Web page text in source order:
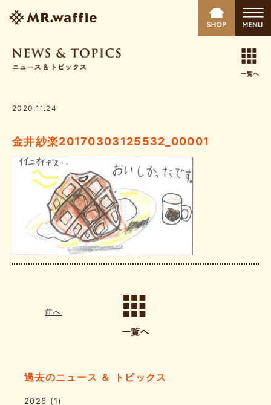
2020.11.24
金井紗楽20170303125532_00001
前へ
過去のニュース ＆ トピックス
2026 (1)